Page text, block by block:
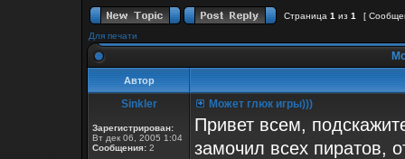
Страница 1 из 1
[
Для печати
Автор
Sinkler
Зарегистрирован:
Вт дек 06, 2005 1:04
Сообщения: 2
Может глюк игры)))
Привет всем,
замочил всех пиратов,